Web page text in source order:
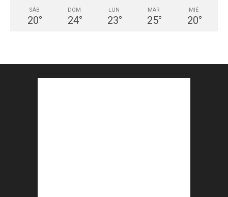
SÁB
20°
DOM
24°
LUN
23°
MAR
25°
MIÉ
20°